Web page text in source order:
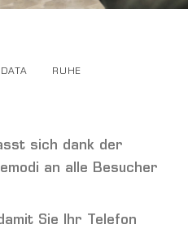
DATA RUHE
sich dank der
an alle Besucher
Sie Ihr Telefon